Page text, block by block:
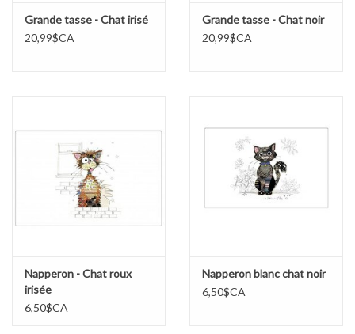
Gift cards
Marques
Grande tasse - Chat irisé
20,99$CA
Grande tasse - Chat noir
20,99$CA
Napperon - Chat roux
irisée
6,50$CA
Napperon blanc chat noir
6,50$CA